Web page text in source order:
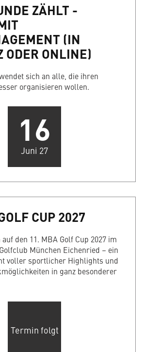
ZÄHLT -
(IN
ODER ONLINE)
sich an alle, die ihren
organisieren wollen.
16
Juni 27
CUP 2027
den 11. MBA Golf Cup 2027 im
München Eichenried – ein
voller sportlicher Highlights und
in ganz besonderer
Termin folgt